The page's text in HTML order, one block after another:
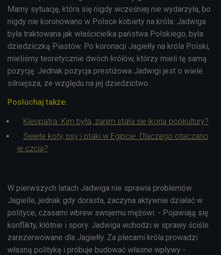
Mamy sytuację, która się nigdy wcześniej nie wydarzyła, bo
nigdy nie koronowano w Polsce kobiety na króla. Jadwiga
była traktowana jak właścicielka państwa Polskiego, była
dziedziczką Piastów. Po koronacji Jagiełły na króla Polski,
mieliśmy teoretycznie dwóch królów, którzy mieli tę samą
pozycję. Jednak pozycja prestiżowa Jadwigi jest o wiele
silniejsza, ze względu na jej dziedzictwo.
Posłuchaj także:
Kleopatra. Kim była, zanim stała się ikoną popkultury?
Święte koty, psy i ptaki w Egipcie. Dlaczego otaczano
je czcią?
W pierwszych latach Jadwiga nie sprawia problemów
Jagielle, jednak gdy dorasta, zaczyna aktywnie działać w
polityce, czasami wbrew swojemu mężowi. - Pojawiają się
konflikty, kłótnie i spory. Jadwiga wchodzi w sprawy ściśle
zarezerwowane dla Jagiełły. Za plecami króla prowadzi
własną politykę i próbuje budować własne wpływy -